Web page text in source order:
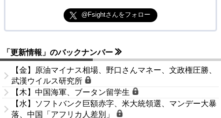
@Fsightさんをフォロー
「更新情報」のバックナンバー
【金】原油マイナス相場、野口さんマネー、文政権圧勝、
武漢ウイルス研究所
【木】中国海軍、ブータン留学生
【水】ソフトバンク巨額赤字、米大統領選、マンデー大暴
落、中国「アフリカ人差別」